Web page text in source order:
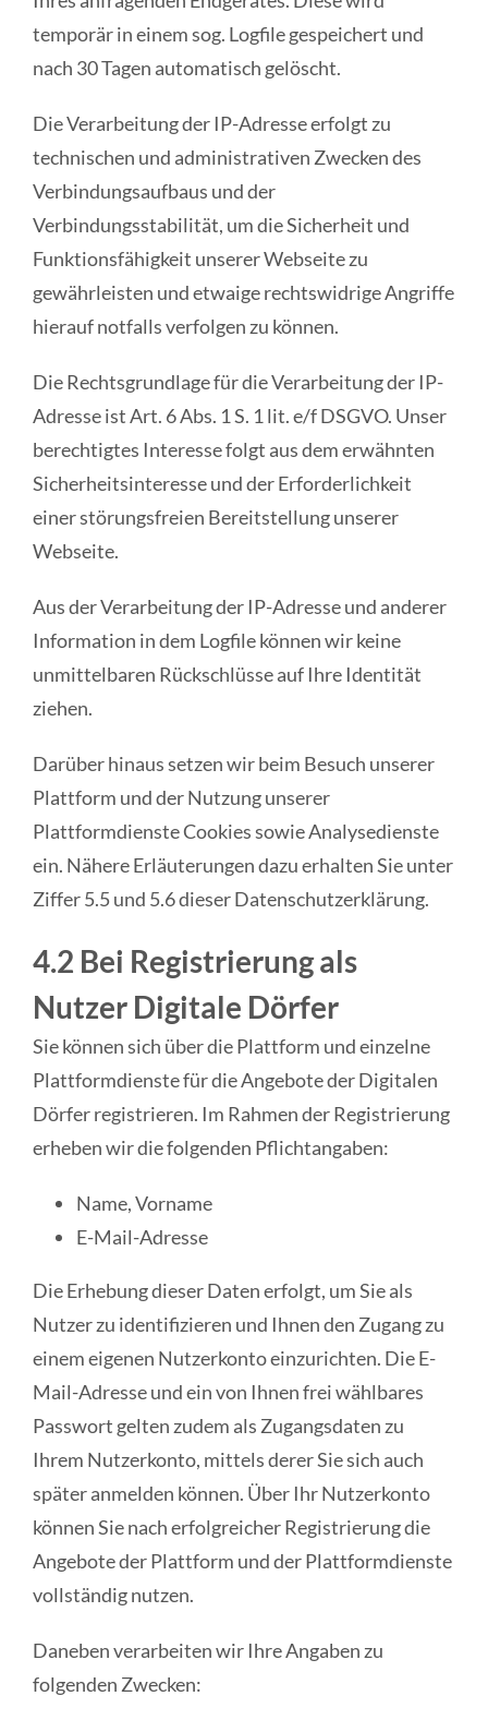
temporär in einem sog. Logfile gespeichert und
nach 30 Tagen automatisch gelöscht.
Die Verarbeitung der IP-Adresse erfolgt zu
technischen und administrativen Zwecken des
Verbindungsaufbaus und der
Verbindungsstabilität, um die Sicherheit und
Funktionsfähigkeit unserer Webseite zu
gewährleisten und etwaige rechtswidrige Angriffe
hierauf notfalls verfolgen zu können.
Die Rechtsgrundlage für die Verarbeitung der IP-
Adresse ist Art. 6 Abs. 1 S. 1 lit. e/f DSGVO. Unser
berechtigtes Interesse folgt aus dem erwähnten
Sicherheitsinteresse und der Erforderlichkeit
einer störungsfreien Bereitstellung unserer
Webseite.
Aus der Verarbeitung der IP-Adresse und anderer
Information in dem Logfile können wir keine
unmittelbaren Rückschlüsse auf Ihre Identität
ziehen.
Darüber hinaus setzen wir beim Besuch unserer
Plattform und der Nutzung unserer
Plattformdienste Cookies sowie Analysedienste
ein. Nähere Erläuterungen dazu erhalten Sie unter
Ziffer 5.5 und 5.6 dieser Datenschutzerklärung.
4.2 Bei Registrierung als
Nutzer Digitale Dörfer
Sie können sich über die Plattform und einzelne
Plattformdienste für die Angebote der Digitalen
Dörfer registrieren. Im Rahmen der Registrierung
erheben wir die folgenden Pflichtangaben:
Name, Vorname
E-Mail-Adresse
Die Erhebung dieser Daten erfolgt, um Sie als
Nutzer zu identifizieren und Ihnen den Zugang zu
einem eigenen Nutzerkonto einzurichten. Die E-
Mail-Adresse und ein von Ihnen frei wählbares
Passwort gelten zudem als Zugangsdaten zu
Ihrem Nutzerkonto, mittels derer Sie sich auch
später anmelden können. Über Ihr Nutzerkonto
können Sie nach erfolgreicher Registrierung die
Angebote der Plattform und der Plattformdienste
vollständig nutzen.
Daneben verarbeiten wir Ihre Angaben zu
folgenden Zwecken: